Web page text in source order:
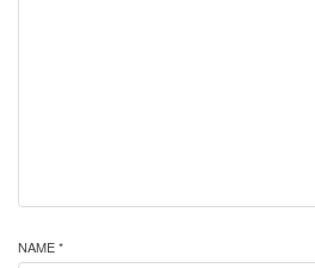
NAME *